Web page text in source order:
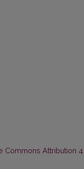
Commons Attribution